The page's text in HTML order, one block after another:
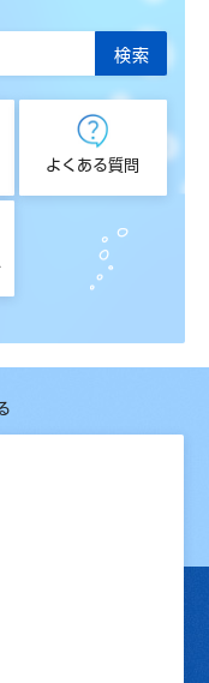
よくある質問